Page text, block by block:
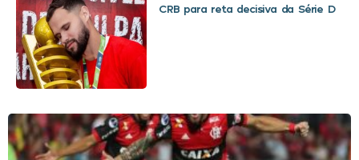
CRB para reta decisiva da Série D